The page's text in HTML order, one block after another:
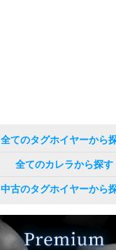
全てのタグホイヤーから
全てのカレラから探す
中古のタグホイヤーから